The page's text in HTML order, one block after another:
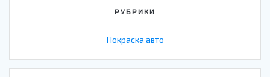
РУБРИКИ
Покраска авто